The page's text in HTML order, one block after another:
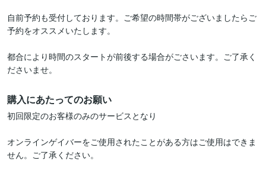
自前予約も受付しております。ご希望の時間帯がございましたらご
予約をオススメいたします。
都合により時間のスタートが前後する場合がごさいます。ご了承く
ださいませ。
購入にあたってのお願い
初回限定のお客様のみのサービスとなり
オンラインゲイバーをご使用されたことがある方はご使用はできま
せん。ご了承ください。